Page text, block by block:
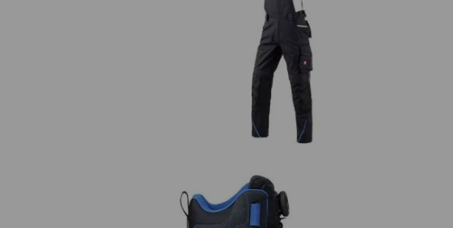
Kalhoty s laclem e.s.motion 2020